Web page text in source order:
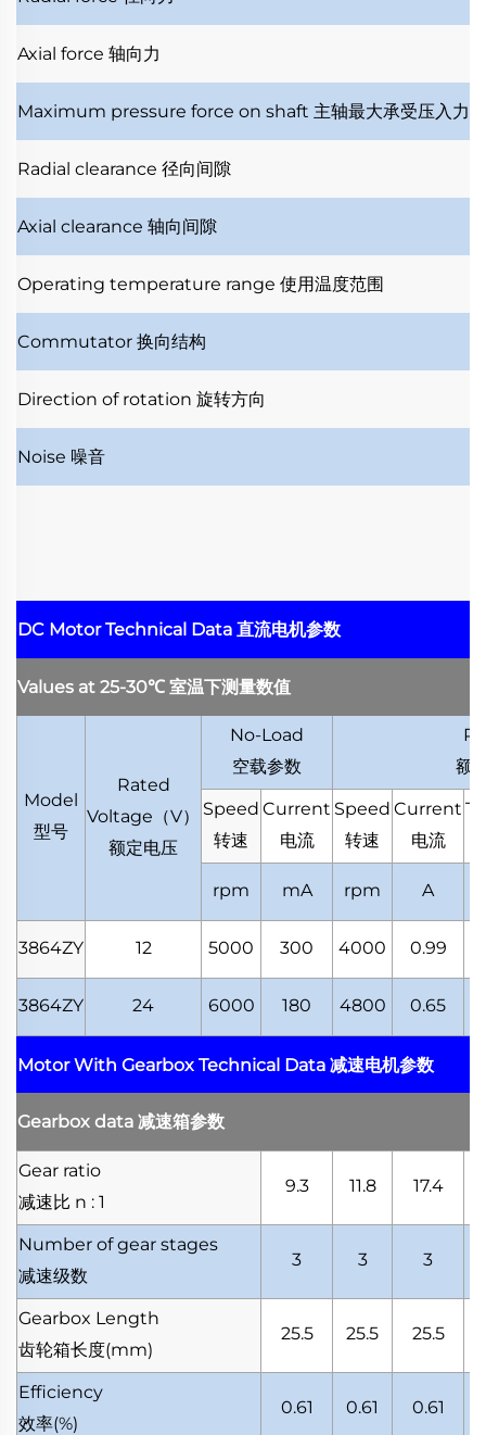
Axial force 轴向力
Maximum pressure force on shaft 主轴最大承受压入力
Radial clearance 径向间隙
Axial clearance 轴向间隙
Operating temperature range 使用温度范围
Commutator 换向结构
Direction of rotation 旋转方向
Noise 噪音
DC Motor Technical Data 直流电机参数
Values at 25-30℃ 室温下测量数值
Model
型号
Rated
Voltage （V）
额定电压
No-Load
空载参数
额
Speed
转速
Current
电流
Speed
转速
Current
电流
rpm mA rpm A
3864ZY 12 5000 300 4000 0.99
3864ZY 24 6000 180 4800 0.65
Motor With Gearbox Technical Data 减速电机参数
Gearbox data 减速箱参数
Gear ratio
减速比 n : 1
9.3 11.8 17.4
Number of gear stages
减速级数
3 3 3
Gearbox Length
齿轮箱长度(mm)
25.5 25.5 25.5
Efficiency
效率(%)
0.61 0.61 0.61